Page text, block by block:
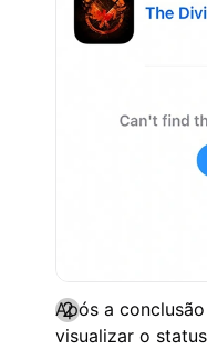
Após a
visualizar o